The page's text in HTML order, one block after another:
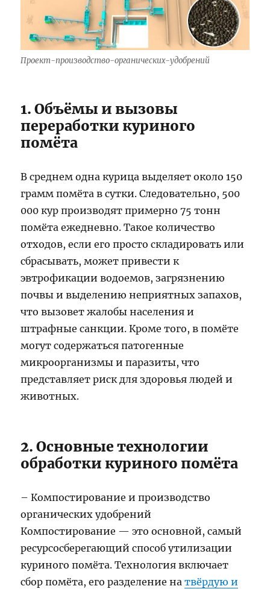
Проект-производство-органических-удобрений
1. Объёмы и вызовы
переработки куриного
помёта
В среднем одна курица выделяет около 150
грамм помёта в сутки. Следовательно, 500
000 кур производят примерно 75 тонн
помёта ежедневно. Такое количество
отходов, если его просто складировать или
сбрасывать, может привести к
эвтрофикации водоемов, загрязнению
почвы и выделению неприятных запахов,
что вызовет жалобы населения и
штрафные санкции. Кроме того, в помёте
могут содержаться патогенные
микроорганизмы и паразиты, что
представляет риск для здоровья людей и
животных.
2. Основные технологии
обработки куриного помёта
– Компостирование и производство
органических удобрений
Компостирование — это основной, самый
ресурсосберегающий способ утилизации
куриного помёта. Технология включает
сбор помёта, его разделение натвёрдую и